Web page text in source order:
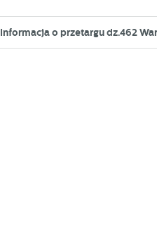
Informacja o przetargu dz.462